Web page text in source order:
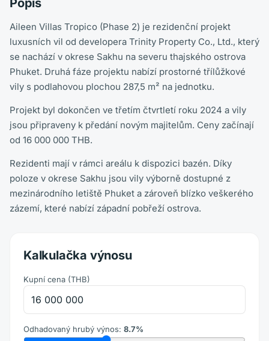
Aileen Villas Tropico (Phase 2) je rezidenční projekt
luxusních vil od developera Trinity Property Co., Ltd., který
se nachází v okrese Sakhu na severu thajského ostrova
Phuket. Druhá fáze projektu nabízí prostorné třílůžkové
vily s podlahovou plochou 287,5 m² na jednotku.
Projekt byl dokončen ve třetím čtvrtletí roku 2024 a vily
jsou připraveny k předání novým majitelům. Ceny začínají
od 16 000 000 THB.
Rezidenti mají v rámci areálu k dispozici bazén. Díky
poloze v okrese Sakhu jsou vily výborně dostupné z
mezinárodního letiště Phuket a zároveň blízko veškerého
zázemí, které nabízí západní pobřeží ostrova.
Kalkulačka výnosu
Kupní cena (THB)
Odhadovaný hrubý výnos: 8.7%